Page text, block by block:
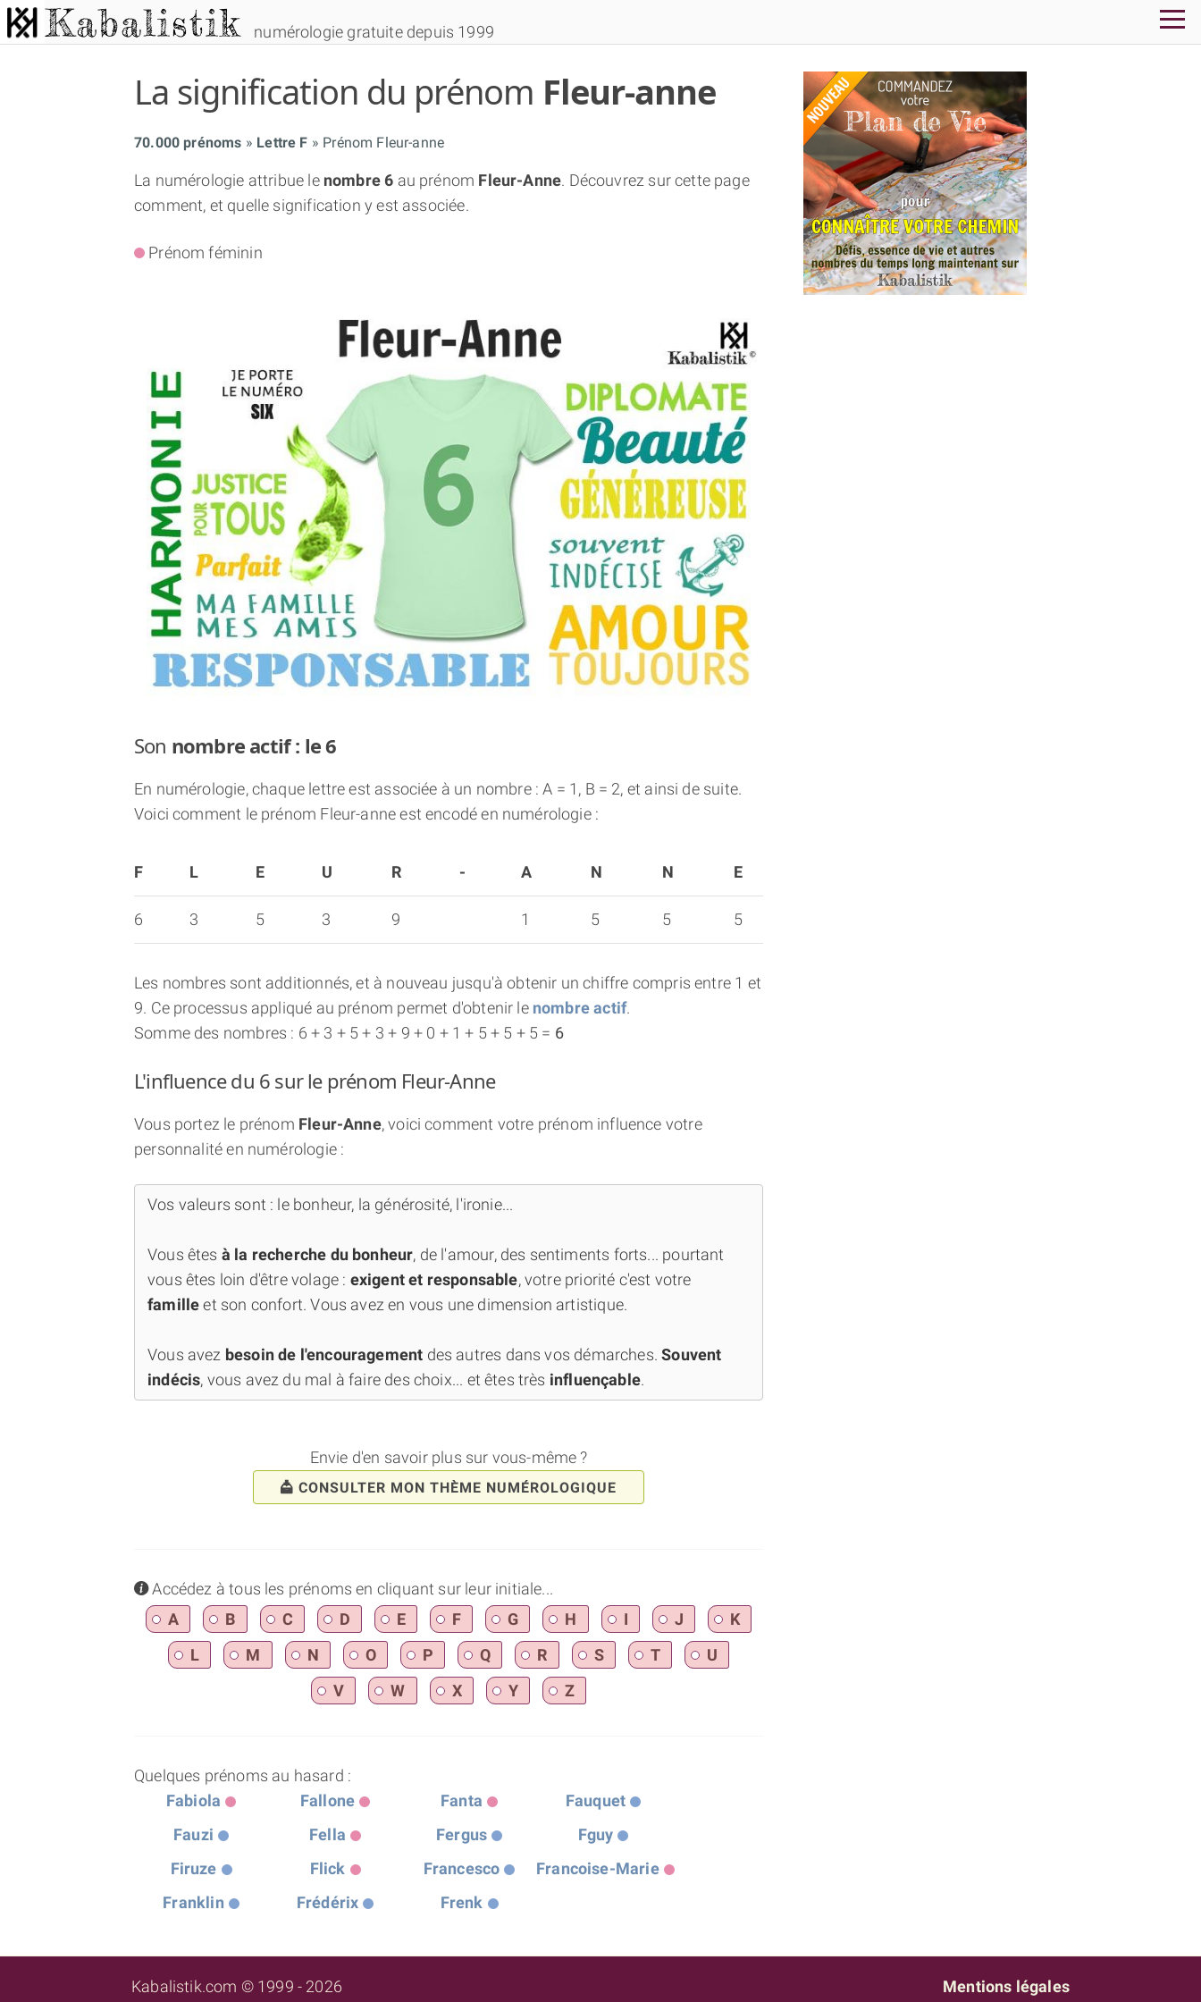
numérologie gratuite depuis 1999
La signification du prénom Fleur-anne
70.000 prénoms Lettre F Prénom Fleur-anne
La numérologie attribue le nombre 6 au prénom Fleur-Anne. Découvrez sur cette page
comment, et quelle signification y est associée.
Prénom féminin
Son nombre actif : le 6
En numérologie, chaque lettre est associée à un nombre : A = 1, B = 2, et ainsi de suite.
Voici comment le prénom Fleur-anne est encodé en numérologie :
F L E U R - A N N E
6 3 5 3 9 1 5 5 5
Les nombres sont additionnés, et à nouveau jusqu'à obtenir un chiffre compris entre 1 et
9. Ce processus appliqué au prénom permet d'obtenir le nombre actif.
Somme des nombres : 6 + 3 + 5 + 3 + 9 + 0 + 1 + 5 + 5 + 5 = 6
L'influence du 6 sur le prénom Fleur-Anne
Vous portez le prénom Fleur-Anne, voici comment votre prénom influence votre
personnalité en numérologie :
Vos valeurs sont : le bonheur, la générosité, l'ironie...
Vous êtes à la recherche du bonheur, de l'amour, des sentiments forts... pourtant
vous êtes loin d'être volage : exigent et responsable, votre priorité c'est votre
familleet son confort. Vous avez en vous une dimension artistique.
Vous avez besoin de l'encouragement des autres dans vos démarches.Souvent
indécis, vous avez du mal à faire des choix... et êtes très influençable.
Envie d'en savoir plus sur vous-même ?
CONSULTER MON THÈME NUMÉROLOGIQUE
infoAccédez à tous les prénoms en cliquant sur leur initiale...
A
B C D E F G H I J
K
L
M N O P Q R S T
U
V
W X Y Z
Quelques prénoms au hasard :
Fabiola
Fallone Fanta
Fauquet
Fauzi
Fella Fergus
Fguy
Firuze
Flick Francesco
Francoise-Marie
Franklin
Frédérix Frenk
NUMÉROSCOPE
THÈME « DOUBLE JE »
APPRENDRE LA NUMÉROLOGIE
EXPLORER LA NUMÉROLOGIE
70.000 PRÉNOMS
(À PROPOS)
Kabalistik.com © 1999 - 2026 Mentions légales